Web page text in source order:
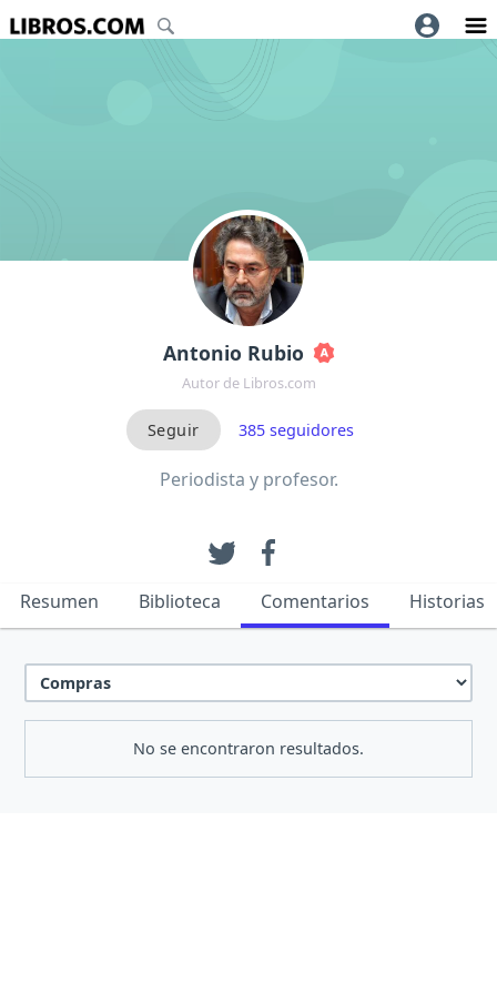
Antonio Rubio
Autor de Libros.com
385seguidores
Periodista y profesor.
Resumen Biblioteca Comentarios Historias
No se encontraron resultados.